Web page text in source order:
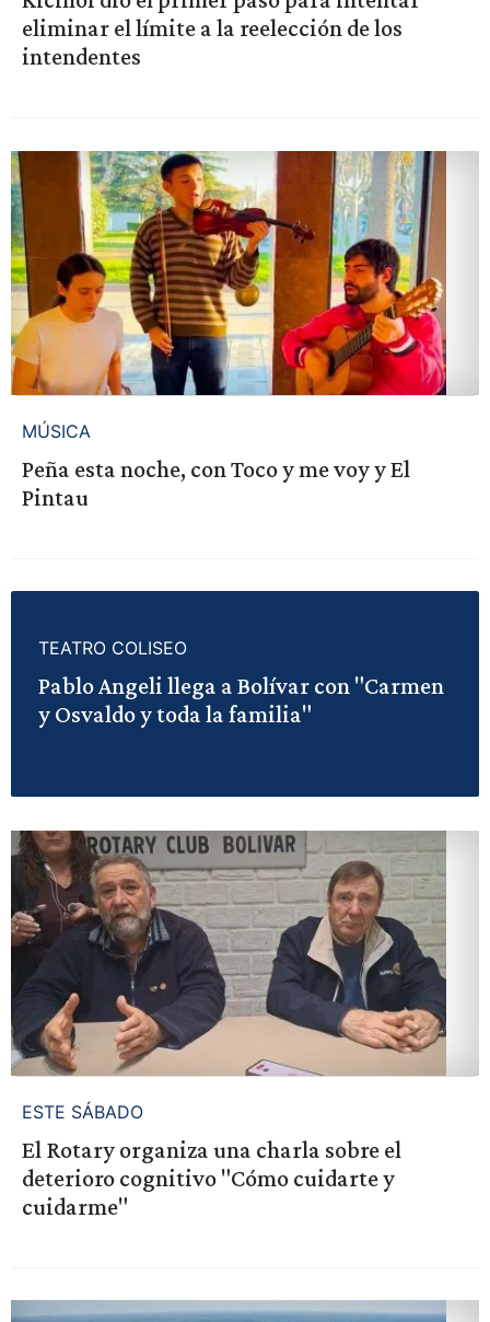
eliminar el límite a la reelección de los
intendentes
MÚSICA
Peña esta noche, con Toco y me voy y El
Pintau
TEATRO COLISEO
Pablo Angeli llega a Bolívar con "Carmen
y Osvaldo y toda la familia"
ESTE SÁBADO
El Rotary organiza una charla sobre el
deterioro cognitivo "Cómo cuidarte y
cuidarme"